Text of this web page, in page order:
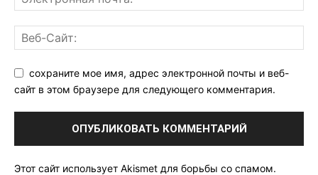
сохраните мое имя, адрес электронной почты и веб-
сайт в этом браузере для следующего комментария.
Этот сайт использует Akismet для борьбы со спамом.